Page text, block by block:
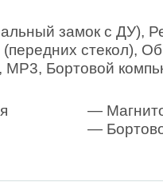
замок с ДУ),
стекол),
Бортовой
—
—